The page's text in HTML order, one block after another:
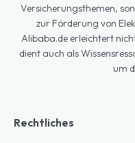
Versicherungsthemen,
zur Förderung von
Alibaba.de erleichtert
dient auch als
um
Rechtliches